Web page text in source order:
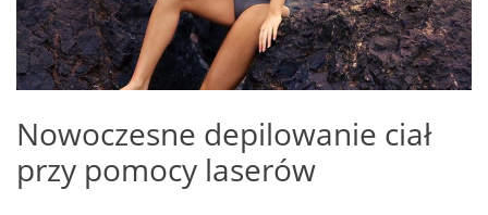
Nowoczesne depilowanie ciał
przy pomocy laserów